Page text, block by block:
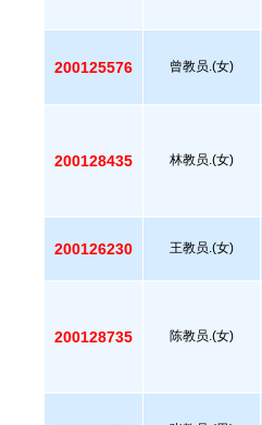
200125576 曾教员.(女)
200128435 林教员.(女)
200126230 王教员.(女)
200128735 陈教员.(女)